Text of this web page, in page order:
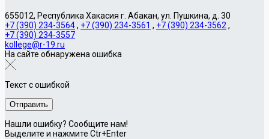
655012, Республика Хакасия г. Абакан, ул. Пушкина, д. 30
+7 (390) 234-3564, +7 (390) 234-3561 , +7 (390) 234-3562 ,
+7 (390) 234-3557
kollege@r-19.ru
На сайте обнаружена ошибка
Текст с ошибкой
Нашли ошибку? Сообщите нам!
Выделите и нажмите Ctr+Enter